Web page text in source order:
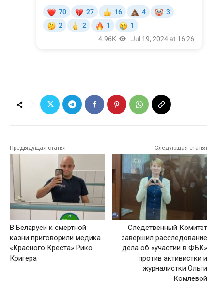
Предыдущая статья
В Беларуси к смертной
казни приговорили медика
«Красного Креста» Рико
Кригера
Следующая статья
Следственный Комитет
завершил расследование
дела об «участии в ФБК»
против активистки и
журналистки Ольги
Комлевой